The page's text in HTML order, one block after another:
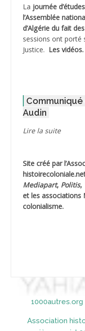
ADJAOUT
ADNI Mohamed Akli
ADOUL Arab *
AGOULMINE
AHLOUCHE
AIBLIED Ahmed
AICHEKADRA Sid
AICI (ou AISSI) Laïd
AIDI
La journée
l’Assemblée
d’Algérie du fait
sessions ont porté
Justice. Les vidéos.
Communiqué
Audin
Lire la suite
Site créé par l’
Mediapart, Politis,
et les associations
colonialisme.
Association